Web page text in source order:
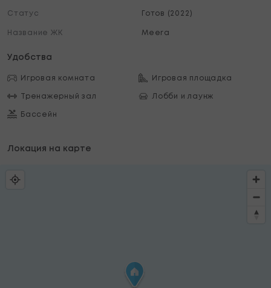
Статус Готов (2022)
Название ЖК Meera
Удобства
Игровая комната Игровая площадка
Тренажерный зал Лобби и лаунж
Бассейн
Локация на карте